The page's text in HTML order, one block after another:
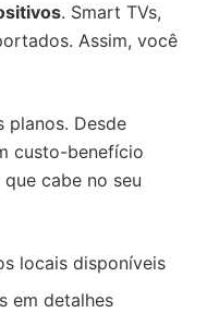
. Smart TVs,
Assim, você
planos. Desde
custo-benefício
cabe no seu
locais disponíveis
em detalhes